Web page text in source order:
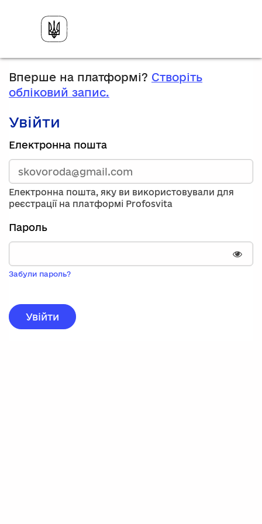
Вперше на платформі? Створіть
обліковий запис.
Увійти
Зареєструйтесь,
використавши
електронну
адресу
та
пароль.
Якщо
вас
немає
запису,
натисніть
реєстрації.
Електронна пошта
Електронна пошта, яку ви використовували для
реєстрації на платформі Profosvita
Пароль
Забули пароль?
Увійти